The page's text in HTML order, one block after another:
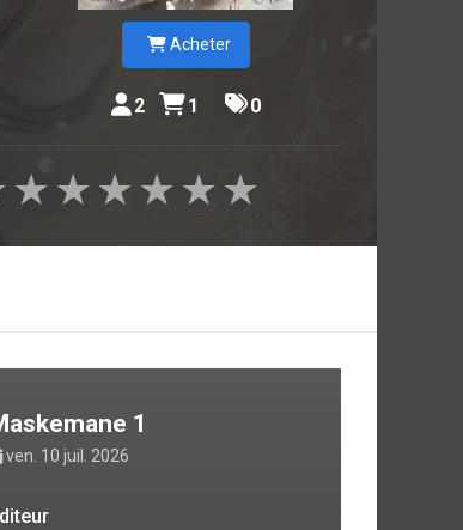
Acheter
2 1 0
★
★
★
★
★
★
1
ven. 10 juil. 2026